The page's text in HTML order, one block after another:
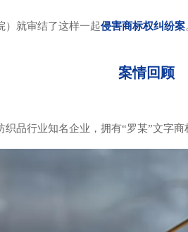
）就审结了这样一起侵害商标权纠纷案
案情回顾
品行业知名企业，拥有“罗某”文字